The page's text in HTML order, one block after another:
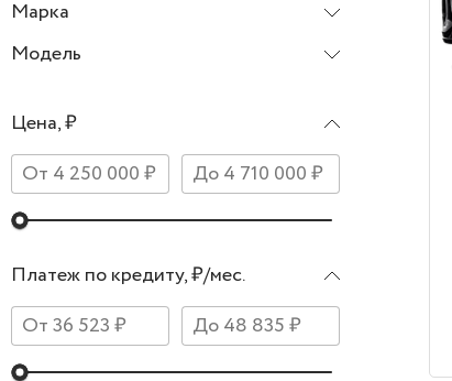
Марка
Модель
Цена, ₽
Платеж по кредиту, ₽/мес.